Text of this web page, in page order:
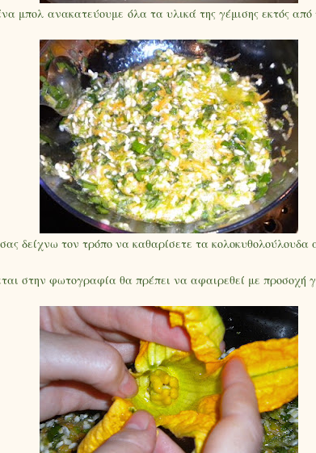
μπολ ανακατεύουμε όλα τα υλικά της γέμισης εκτός από
δείχνω τον τρόπο να καθαρίσετε τα κολοκυθολούλουδα
στην φωτογραφία θα πρέπει να αφαιρεθεί με προσοχή